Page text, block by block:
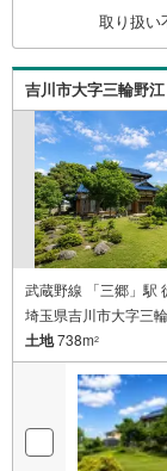
取り扱い
吉川市大字三輪野江
武蔵野線 「三郷」駅
埼玉県吉川市大字三
土地738m2